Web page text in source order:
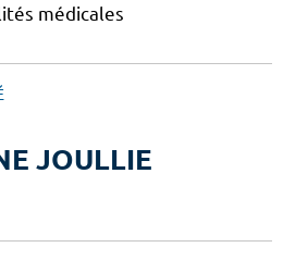
médicales
JOULLIE